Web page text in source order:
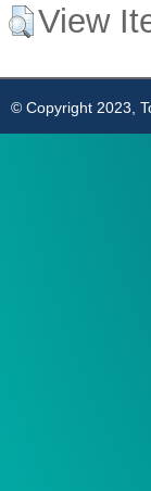
View
© Copyright 2023,